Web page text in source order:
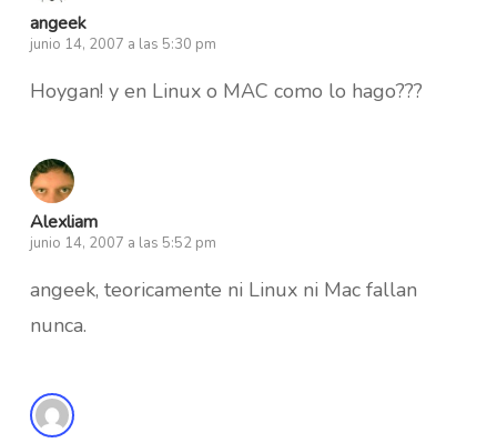
angeek
junio 14, 2007 a las 5:30 pm
Hoygan! y en Linux o MAC como lo hago???
Alexliam
junio 14, 2007 a las 5:52 pm
angeek, teoricamente ni Linux ni Mac fallan
nunca.